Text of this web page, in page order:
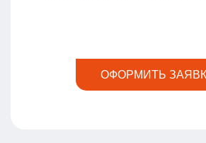
ОФОРМИТЬ